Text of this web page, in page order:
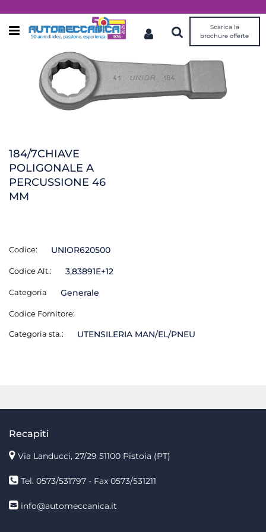
Open menu
Scarica la
brochure offerte
184/7CHIAVE
POLIGONALE A
PERCUSSIONE 46
MM
Codice: UNIOR620500
Codice Alt.: 3,83891E+12
Categoria Generale
Codice Fornitore:
Categoria sta.: UTENSILERIA MAN/EL/PNEU
Recapiti
Via Landucci, 27/29 51100 Pistoia (PT)
Tel. 0573/531797 - Fax 0573/531211
info@automeccanica.it